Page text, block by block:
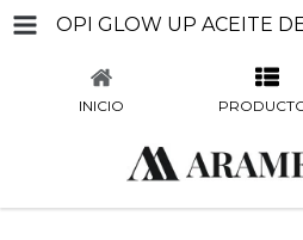
INICIO